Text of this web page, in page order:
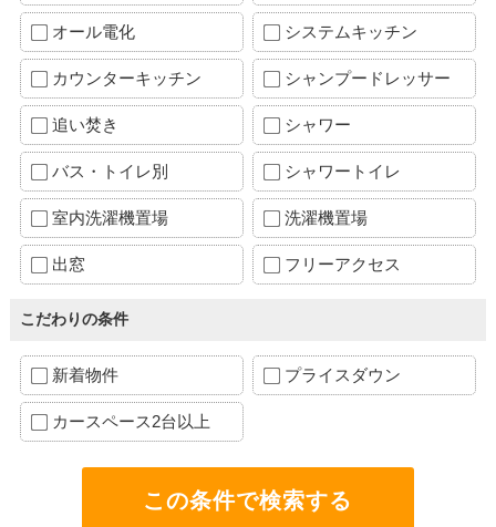
オール電化 システムキッチン
カウンターキッチン シャンプードレッサー
追い焚き シャワー
バス・トイレ別 シャワートイレ
室内洗濯機置場 洗濯機置場
出窓 フリーアクセス
こだわりの条件
新着物件 プライスダウン
カースペース2台以上